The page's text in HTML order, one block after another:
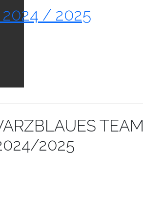
/ 2025
TEAM
2025